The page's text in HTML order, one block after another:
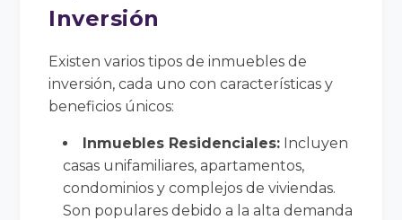
Inversión
Existen varios tipos de inmuebles de
inversión, cada uno con características y
beneficios únicos:
Inmuebles Residenciales: Incluyen
casas unifamiliares, apartamentos,
condominios y complejos de viviendas.
Son populares debido a la alta demanda